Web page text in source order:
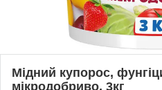
Мідний купорос,
мікродобриво, 3кг